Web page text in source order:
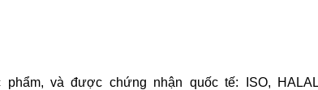
và được chứng nhận quốc tế: ISO,